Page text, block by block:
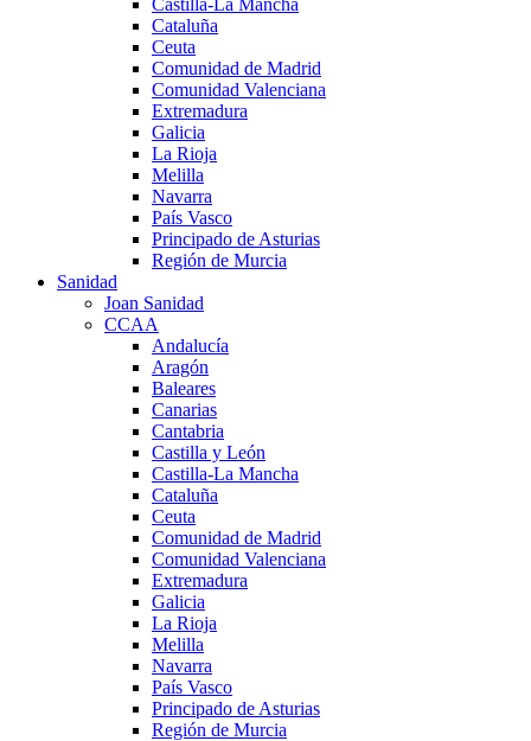
Cataluña
Ceuta
Comunidad de Madrid
Comunidad Valenciana
Extremadura
Galicia
La Rioja
Melilla
Navarra
País Vasco
Principado de Asturias
Región de Murcia
Sanidad
Joan Sanidad
CCAA
Andalucía
Aragón
Baleares
Canarias
Cantabria
Castilla y León
Castilla-La Mancha
Cataluña
Ceuta
Comunidad de Madrid
Comunidad Valenciana
Extremadura
Galicia
La Rioja
Melilla
Navarra
País Vasco
Principado de Asturias
Región de Murcia